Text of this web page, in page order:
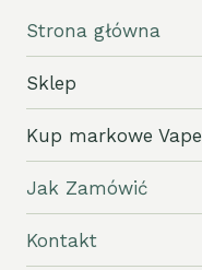
Strona główna
Sklep
Kup markowe Vape
Jak Zamówić
Kontakt